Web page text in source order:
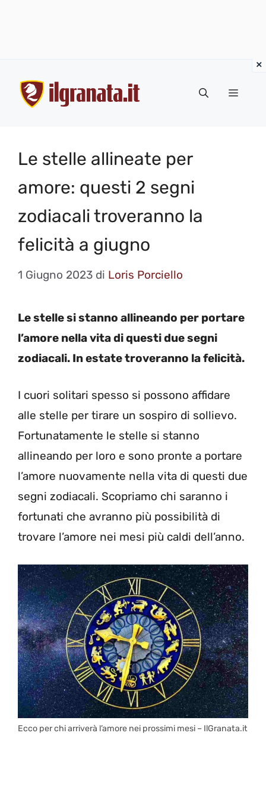
contenuto
Menu
Le stelle allineate per
amore: questi 2 segni
zodiacali troveranno la
felicità a giugno
1 Giugno 2023 di Loris Porciello
Le stelle si stanno allineando per portare
l’amore nella vita di questi due segni
zodiacali. In estate troveranno la felicità.
I cuori solitari spesso si possono affidare
alle stelle per tirare un sospiro di sollievo.
Fortunatamente le stelle si stanno
allineando per loro e sono pronte a portare
l’amore nuovamente nella vita di questi due
segni zodiacali. Scopriamo chi saranno i
fortunati che avranno più possibilità di
trovare l’amore nei mesi più caldi dell’anno.
Ecco per chi arriverà l’amore nei prossimi mesi – IlGranata.it